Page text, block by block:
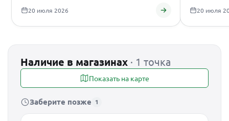
20 июля 2026 20 июля
Наличие в магазинах · 1 точка
Показать на карте
Заберите позже 1